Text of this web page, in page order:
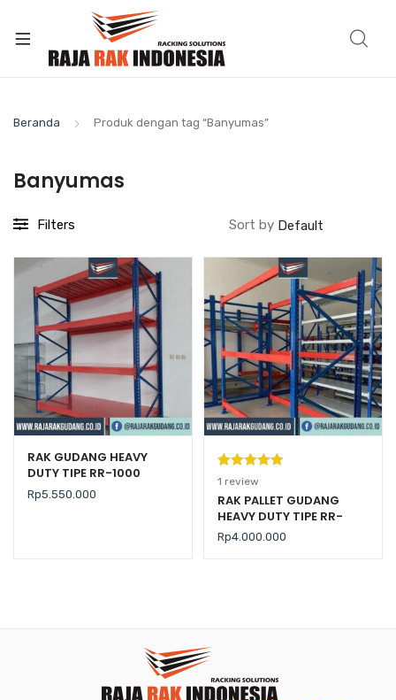
Beranda Produk dengan tag “Banyumas”
Banyumas
Filters Sort by
RAK GUDANG HEAVY
DUTY TIPE RR-1000
Rp5.550.000
Peringkat
5.00dari 5
berdasarka
n
1
penilaian
1 review
RAK PALLET GUDANG
HEAVY DUTY TIPE RR-
2000 KAPASITAS 2 TON /
LEVEL
Rp4.000.000